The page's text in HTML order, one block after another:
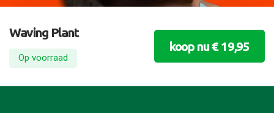
Waving Plant
Op voorraad
koop nu € 19,95